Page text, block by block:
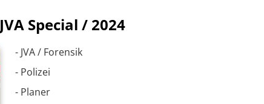
JVA Special / 2024
- JVA / Forensik
- Polizei
- Planer